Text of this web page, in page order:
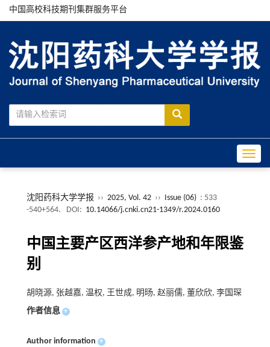
中国高校科技期刊集群服务平台
沈阳药科大学学报 ›› 2025, Vol. 42 ›› Issue (06) : 533
-540+564.
DOI: 10.14066/j.cnki.cn21-1349/r.2024.0160
中国主要产区西洋参产地和年限鉴
别
胡晓源, 张越嘉, 温权, 王世成, 明旸, 赵丽儒, 董欣欣, 李国琛
作者信息 +
Author information +